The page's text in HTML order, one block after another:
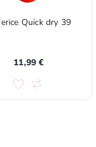
Quick dry 39
11,99 €